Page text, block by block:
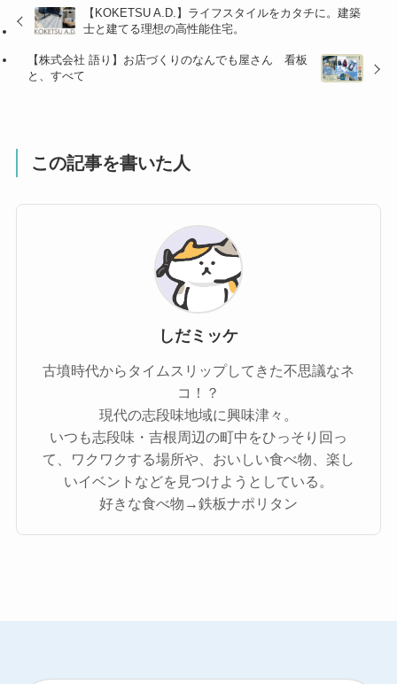
【KOKETSU A.D.】ライフスタイルをカタチに。建築
士と建てる理想の高性能住宅。
【株式会社 語り】お店づくりのなんでも屋さん 看板
と、すべて
この記事を書いた人
しだミッケ
古墳時代からタイムスリップしてきた不思議なネ
コ！？
現代の志段味地域に興味津々。
いつも志段味・吉根周辺の町中をひっそり回っ
て、ワクワクする場所や、おいしい食べ物、楽し
いイベントなどを見つけようとしている。
好きな食べ物→鉄板ナポリタン